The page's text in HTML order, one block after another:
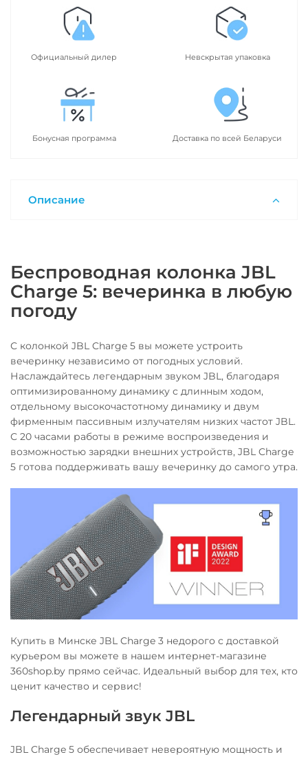
Официальный дилер Невскрытая упаковка
Бонусная программа Доставка по всей Беларуси
Описание
Беспроводная колонка JBL
Charge 5: вечеринка в любую
погоду
С колонкой JBL Charge 5 вы можете устроить
вечеринку независимо от погодных условий.
Наслаждайтесь легендарным звуком JBL, благодаря
оптимизированному динамику с длинным ходом,
отдельному высокочастотному динамику и двум
фирменным пассивным излучателям низких частот JBL.
С 20 часами работы в режиме воспроизведения и
возможностью зарядки внешних устройств, JBL Charge
5 готова поддерживать вашу вечеринку до самого утра.
Купить в Минске JBL Charge 3 недорого с доставкой
курьером вы можете в нашем интернет-магазине
360shop.by прямо сейчас. Идеальный выбор для тех, кто
ценит качество и сервис!
Легендарный звук JBL
JBL Charge 5 обеспечивает невероятную мощность и